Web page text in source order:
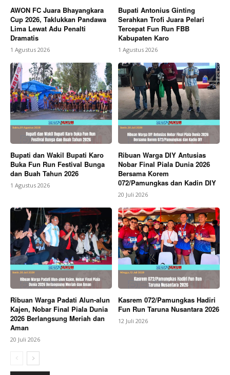
AWON FC Juara Bhayangkara
Cup 2026, Taklukkan Pandawa
Lima Lewat Adu Penalti
Dramatis
1 Agustus 2026
Bupati Antonius Ginting
Serahkan Trofi Juara Pelari
Tercepat Fun Run FBB
Kabupaten Karo
1 Agustus 2026
Bupati dan Wakil Bupati Karo
Buka Fun Run Festival Bunga
dan Buah Tahun 2026
1 Agustus 2026
Ribuan Warga DIY Antusias
Nobar Final Piala Dunia 2026
Bersama Korem
072/Pamungkas dan Kadin DIY
20 Juli 2026
Ribuan Warga Padati Alun-alun
Kajen, Nobar Final Piala Dunia
2026 Berlangsung Meriah dan
Aman
20 Juli 2026
Kasrem 072/Pamungkas Hadiri
Fun Run Taruna Nusantara 2026
12 Juli 2026